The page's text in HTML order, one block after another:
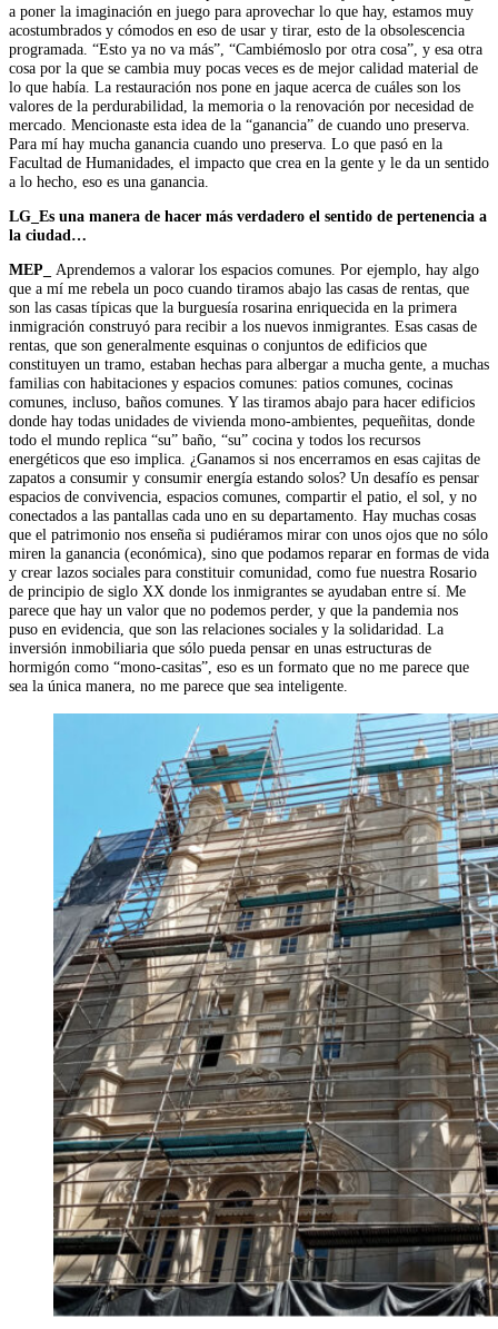
a poner la imaginación en juego para aprovechar lo que hay, estamos muy
acostumbrados y cómodos en eso de usar y tirar, esto de la obsolescencia
programada. “Esto ya no va más”, “Cambiémoslo por otra cosa”, y esa otra
cosa por la que se cambia muy pocas veces es de mejor calidad material de
lo que había. La restauración nos pone en jaque acerca de cuáles son los
valores de la perdurabilidad, la memoria o la renovación por necesidad de
mercado. Mencionaste esta idea de la “ganancia” de cuando uno preserva.
Para mí hay mucha ganancia cuando uno preserva. Lo que pasó en la
Facultad de Humanidades, el impacto que crea en la gente y le da un sentido
a lo hecho, eso es una ganancia.
LG_Es una manera de hacer más verdadero el sentido de pertenencia a
la ciudad…
MEP_ Aprendemos a valorar los espacios comunes. Por ejemplo, hay algo
que a mí me rebela un poco cuando tiramos abajo las casas de rentas, que
son las casas típicas que la burguesía rosarina enriquecida en la primera
inmigración construyó para recibir a los nuevos inmigrantes. Esas casas de
rentas, que son generalmente esquinas o conjuntos de edificios que
constituyen un tramo, estaban hechas para albergar a mucha gente, a muchas
familias con habitaciones y espacios comunes: patios comunes, cocinas
comunes, incluso, baños comunes. Y las tiramos abajo para hacer edificios
donde hay todas unidades de vivienda mono-ambientes, pequeñitas, donde
todo el mundo replica “su” baño, “su” cocina y todos los recursos
energéticos que eso implica. ¿Ganamos si nos encerramos en esas cajitas de
zapatos a consumir y consumir energía estando solos? Un desafío es pensar
espacios de convivencia, espacios comunes, compartir el patio, el sol, y no
conectados a las pantallas cada uno en su departamento. Hay muchas cosas
que el patrimonio nos enseña si pudiéramos mirar con unos ojos que no sólo
miren la ganancia (económica), sino que podamos reparar en formas de vida
y crear lazos sociales para constituir comunidad, como fue nuestra Rosario
de principio de siglo XX donde los inmigrantes se ayudaban entre sí. Me
parece que hay un valor que no podemos perder, y que la pandemia nos
puso en evidencia, que son las relaciones sociales y la solidaridad. La
inversión inmobiliaria que sólo pueda pensar en unas estructuras de
hormigón como “mono-casitas”, eso es un formato que no me parece que
sea la única manera, no me parece que sea inteligente.